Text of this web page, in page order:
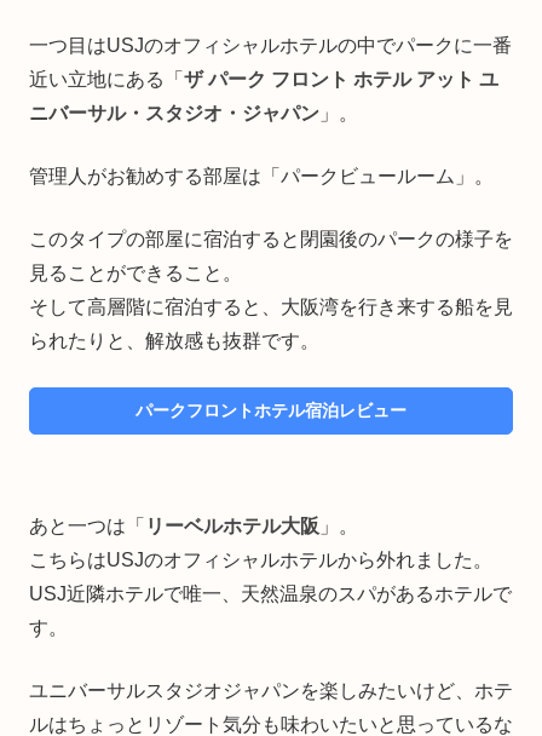
一つ目はUSJのオフィシャルホテルの中でパークに一番
近い立地にある「 ザ パーク フロント ホテル アット ユ
ニバーサル・スタジオ・ジャパン 」。
管理人がお勧めする部屋は「パークビュールーム」。
このタイプの部屋に宿泊すると閉園後のパークの様子を
見ることができること。
そして高層階に宿泊すると、大阪湾を行き来する船を見
られたりと、解放感も抜群です。
パークフロントホテル宿泊レビュー
あと一つは「 リーベルホテル大阪 」。
こちらはUSJのオフィシャルホテルから外れました。
USJ近隣ホテルで唯一、天然温泉のスパがあるホテルで
す。
ユニバーサルスタジオジャパンを楽しみたいけど、ホテ
ルはちょっとリゾート気分も味わいたいと思っているな